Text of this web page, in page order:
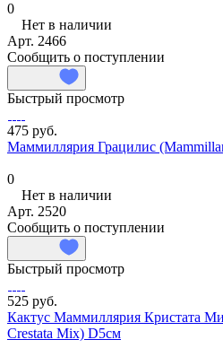
0
Нет в наличии
Арт. 2466
Сообщить о поступлении
Быстрый просмотр
475 руб.
Маммиллярия Грацилис
0
Нет в наличии
Арт. 2520
Сообщить о поступлении
Быстрый просмотр
525 руб.
Кактус Маммиллярия Кристата
Crestata Mix) D5см